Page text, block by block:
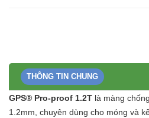
THÔNG TIN CHUNG
GPS® Pro-proof 1.2T là màng
1.2mm, chuyên dùng cho móng và